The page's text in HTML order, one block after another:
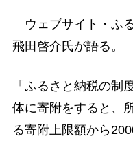
ウェブサイト・ふ
飛田啓介氏が語る。
「ふるさと納税の制
体に寄附をすると、
る寄附上限額から